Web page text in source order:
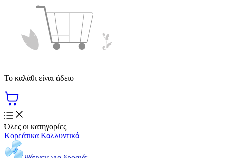
Το καλάθι είναι άδειο
Όλες οι κατηγορίες
Κορεάτικα Καλλυντικά